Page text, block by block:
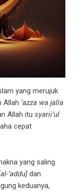
yang merujuk
Allah ‘azza wa jalla
Allah itu syarii’ul
cepat
yang saling
‘addu] dan
keduanya,